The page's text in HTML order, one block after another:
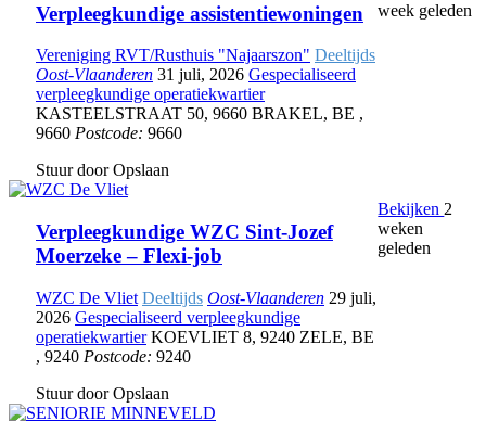
Verpleegkundige assistentiewoningen
Vereniging RVT/Rusthuis "Najaarszon" Deeltijds
Oost-Vlaanderen 31 juli, 2026 Gespecialiseerd
verpleegkundige operatiekwartier
KASTEELSTRAAT 50, 9660 BRAKEL, BE ,
9660 Postcode: 9660
Stuur door Opslaan
week geleden
Verpleegkundige WZC Sint-Jozef
Moerzeke – Flexi-job
WZC De Vliet Deeltijds Oost-Vlaanderen 29 juli,
2026 Gespecialiseerd verpleegkundige
operatiekwartier KOEVLIET 8, 9240 ZELE, BE
, 9240 Postcode: 9240
Stuur door Opslaan
Bekijken 2
weken
geleden